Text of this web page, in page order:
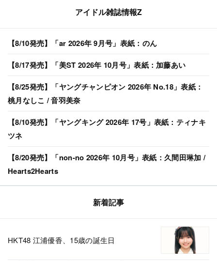
アイドル雑誌情報Z
【8/10発売】「ar 2026年 9月号」表紙：のん
【8/17発売】「美ST 2026年 10月号」表紙：加藤あい
【8/25発売】「ヤングチャンピオン 2026年 No.18」表紙：
桃月なしこ / 音羽美奈
【8/10発売】「ヤングキング 2026年 17号」表紙：ティナキ
ツネ
【8/20発売】「non-no 2026年 10月号」表紙：久間田琳加 /
Hearts2Hearts
新着記事
HKT48 江浦優香、15歳の誕生日